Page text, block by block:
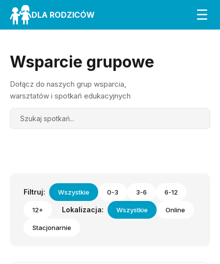
DLA RODZICÓW ☰
Wsparcie grupowe
Dołącz do naszych grup wsparcia,
warsztatów i spotkań edukacyjnych
Search
Filtruj: Wszystkie 0-3 3-6 6-12
12+ Lokalizacja: Wszystkie Online
Stacjonarnie